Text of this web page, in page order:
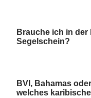
Brauche ich in der
Segelschein?
BVI, Bahamas
welches